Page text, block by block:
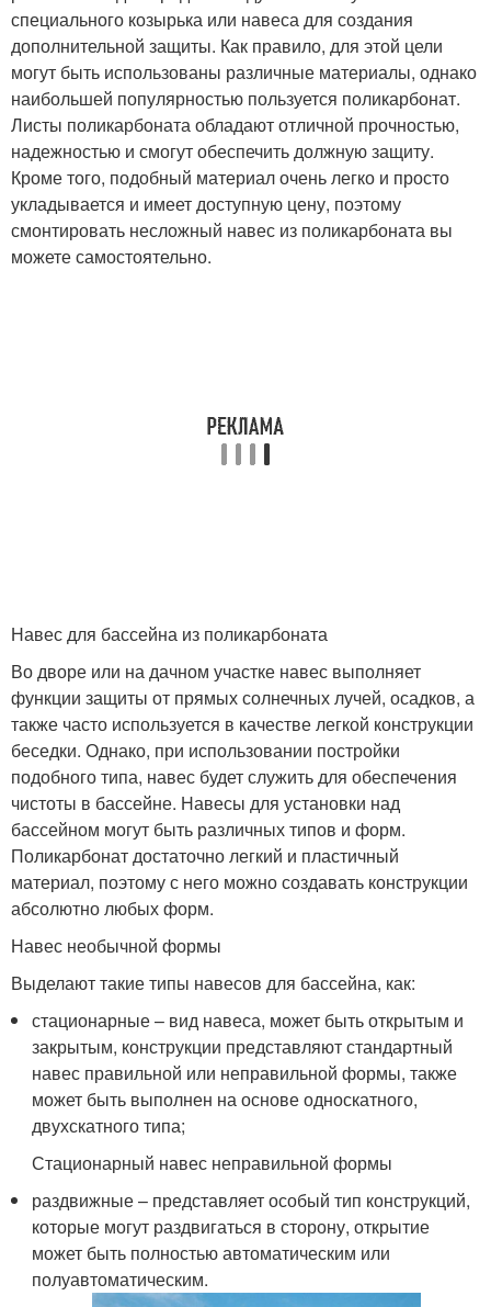
специального козырька или навеса для создания
дополнительной защиты. Как правило, для этой цели
могут быть использованы различные материалы, однако
наибольшей популярностью пользуется поликарбонат.
Листы поликарбоната обладают отличной прочностью,
надежностью и смогут обеспечить должную защиту.
Кроме того, подобный материал очень легко и просто
укладывается и имеет доступную цену, поэтому
смонтировать несложный навес из поликарбоната вы
можете самостоятельно.
Навес для бассейна из поликарбоната
Во дворе или на дачном участке навес выполняет
функции защиты от прямых солнечных лучей, осадков, а
также часто используется в качестве легкой конструкции
беседки. Однако, при использовании постройки
подобного типа, навес будет служить для обеспечения
чистоты в бассейне. Навесы для установки над
бассейном могут быть различных типов и форм.
Поликарбонат достаточно легкий и пластичный
материал, поэтому с него можно создавать конструкции
абсолютно любых форм.
Навес необычной формы
Выделают такие типы навесов для бассейна, как:
стационарные – вид навеса, может быть открытым и
закрытым, конструкции представляют стандартный
навес правильной или неправильной формы, также
может быть выполнен на основе односкатного,
двухскатного типа;
Стационарный навес неправильной формы
раздвижные – представляет особый тип конструкций,
которые могут раздвигаться в сторону, открытие
может быть полностью автоматическим или
полуавтоматическим.